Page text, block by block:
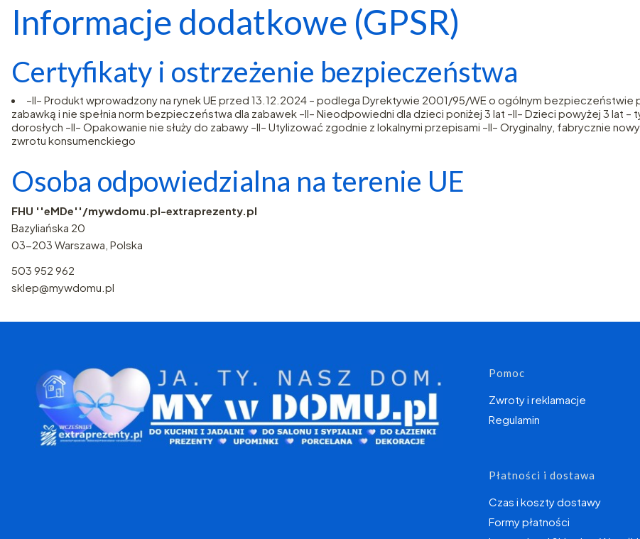
Informacje dodatkowe (GPSR)
Certyfikaty i ostrzeżenie bezpieczeństwa
–II– Produkt wprowadzony na rynek UE przed 13.12.2024 – podlega Dyrektywie 2001/95/WE o ogólnym bezpieczeństwie
zabawką i nie spełnia norm bezpieczeństwa dla zabawek –II– Nieodpowiedni dla dzieci poniżej 3 lat –II– Dzieci powyżej 3 lat –
dorosłych –II– Opakowanie nie służy do zabawy –II– Utylizować zgodnie z lokalnymi przepisami –II– Oryginalny, fabrycznie
zwrotu konsumenckiego
Osoba odpowiedzialna na terenie UE
FHU ''eMDe''/mywdomu.pl-extraprezenty.pl
Bazyliańska 20
03-203 Warszawa, Polska
503 952 962
sklep@mywdomu.pl
Linki w
Pomoc
Zwroty i reklamacje
Regulamin
Płatności i dostawa
Czas i koszty dostawy
Formy płatności